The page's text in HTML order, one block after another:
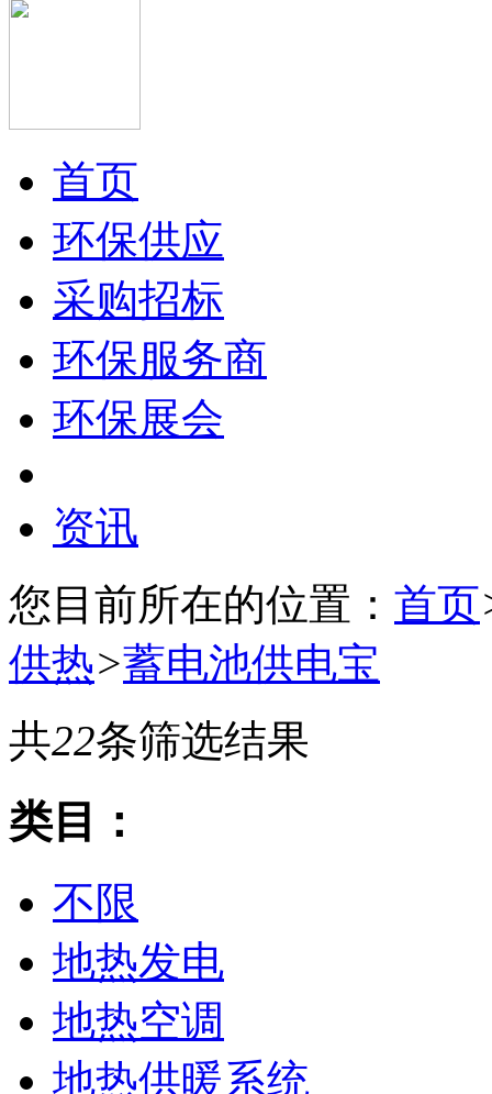
首页
环保供应
采购招标
环保服务商
环保展会
资讯
您目前所在的位置： 首页
供热>蓄电池供电宝
共22条筛选结果
类目：
不限
地热发电
地热空调
地热供暖系统